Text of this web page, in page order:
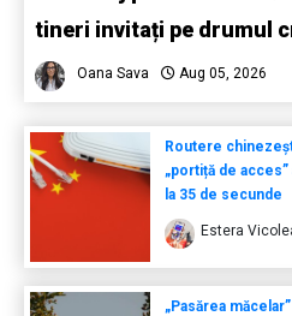
tineri invitați pe drumul
Oana Sava Aug 05, 2026
Routere
„portiță de
la 35 de secunde
Estera
„Pasărea